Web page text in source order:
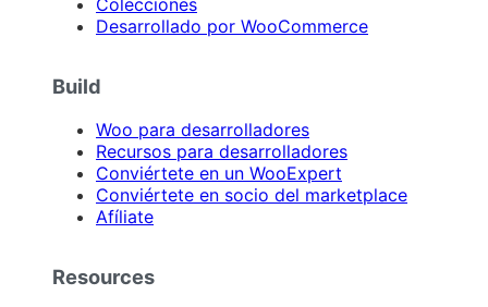
Desarrollado por WooCommerce
Build
Woo para desarrolladores
Recursos para desarrolladores
Conviértete en un WooExpert
Conviértete en socio del marketplace
Afíliate
Resources